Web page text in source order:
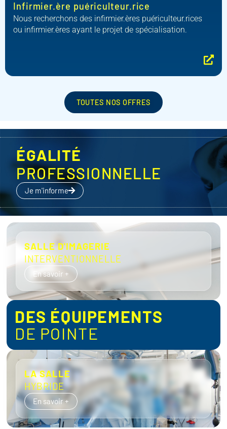
Infirmier.ère puériculteur.rice
Nous recherchons des infirmier.ères puériculteur.rices
ou infirmier.ères ayant le projet de spécialisation.
TOUTES NOS OFFRES
ÉGALITÉ
PROFESSIONNELLE
Je m'informe
SALLE D'IMAGERIE
INTERVENTIONNELLE
En savoir +
DES ÉQUIPEMENTS
DE POINTE
LA SALLE
HYBRIDE
En savoir +